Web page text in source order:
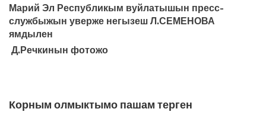
Марий Эл Республикым вуйлатышын пресс-
службыжын уверже негызешЛ.СЕМЕНОВА
ямдылен
Д.Речкинын фотожо
Корным олмыктымо пашам терген